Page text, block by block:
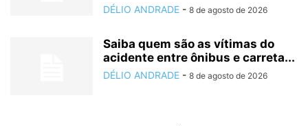
DÉLIO ANDRADE - 8 de agosto de 2026
Saiba quem são as vítimas do
acidente entre ônibus e carreta...
DÉLIO ANDRADE - 8 de agosto de 2026